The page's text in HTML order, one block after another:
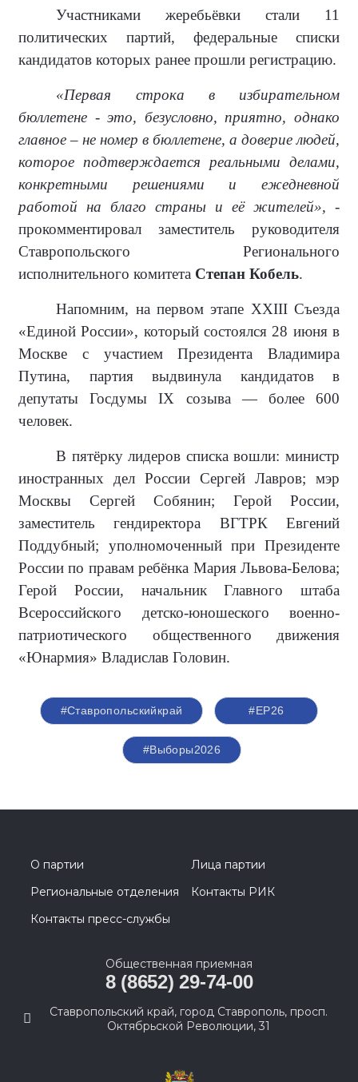
Участниками жеребьёвки стали 11
политических партий, федеральные списки
кандидатов которых ранее прошли регистрацию.
«Первая строка в избирательном
бюллетене - это, безусловно, приятно, однако
главное – не номер в бюллетене, а доверие людей,
которое подтверждается реальными делами,
конкретными решениями и ежедневной
работой на благо страны и её жителей», -
прокомментировал заместитель руководителя
Ставропольского Регионального
исполнительного комитета Степан Кобель.
Напомним, на первом этапе XXIII Съезда
«Единой России», который состоялся 28 июня в
Москве с участием Президента Владимира
Путина, партия выдвинула кандидатов в
депутаты Госдумы IX созыва — более 600
человек.
В пятёрку лидеров списка вошли: министр
иностранных дел России Сергей Лавров; мэр
Москвы Сергей Собянин; Герой России,
заместитель гендиректора ВГТРК Евгений
Поддубный; уполномоченный при Президенте
России по правам ребёнка Мария Львова-Белова;
Герой России, начальник Главного штаба
Всероссийского детско-юношеского военно-
патриотического общественного движения
«Юнармия» Владислав Головин.
#Ставропольскийкрай #ЕР26
#Выборы2026
О партии
Лица партии
Региональные отделения
Контакты РИК
Контакты пресс-службы
Общественная приемная
8 (8652) 29-74-00
Ставропольский край, город Ставрополь, просп.
Октябрьской Революции, 31